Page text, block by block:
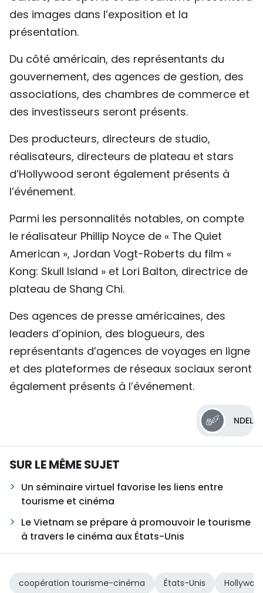
des images dans l’exposition et la
présentation.
Du côté américain, des représentants du
gouvernement, des agences de gestion, des
associations, des chambres de commerce et
des investisseurs seront présents.
Des producteurs, directeurs de studio,
réalisateurs, directeurs de plateau et stars
d’Hollywood seront également présents à
l’événement.
Parmi les personnalités notables, on compte
le réalisateur Phillip Noyce de « The Quiet
American », Jordan Vogt-Roberts du film «
Kong: Skull Island » et Lori Balton, directrice de
plateau de Shang Chi.
Des agences de presse américaines, des
leaders d’opinion, des blogueurs, des
représentants d’agences de voyages en ligne
et des plateformes de réseaux sociaux seront
également présents à l’événement.
NDEL
SUR LE MÊME SUJET
Un séminaire virtuel favorise les liens entre
tourisme et cinéma
Le Vietnam se prépare à promouvoir le tourisme
à travers le cinéma aux États-Unis
coopération tourisme-cinéma États-Unis